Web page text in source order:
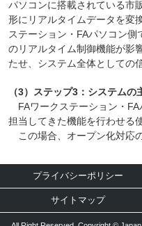
パソコンに搭載されている市
形にリアルタイムデータを変
ステーション・FAパソコン
のリアルタイム制御機能が影
たせ、システム全体としての
（3）ステップ3：システムの
FAワークステーション・FA
担当してきた機能を行わせる
この場合、オープン化対応
プライバシーポリシー
サイトマップ